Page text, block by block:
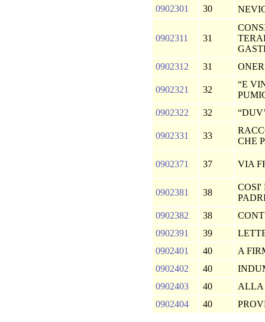
0902301
30
0902311 31
0902312
31
0902321 32
“E
0902322
32
0902331 33
CHE
0902371 37 VIA
0902381 38
COSI'
0902382
38
0902391
39
0902401
40
A
0902402
40
0902403
40
ALLA
0902404
40